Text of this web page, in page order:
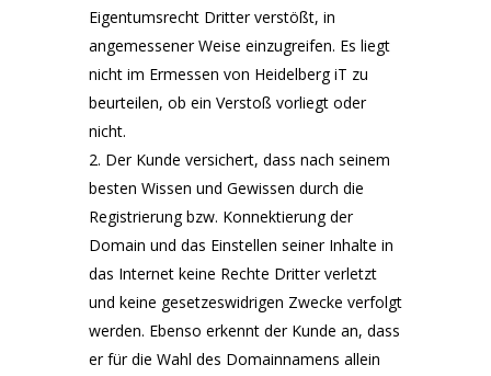
Eigentumsrecht Dritter verstößt, in
angemessener Weise einzugreifen. Es liegt
nicht im Ermessen von Heidelberg iT zu
beurteilen, ob ein Verstoß vorliegt oder
nicht.
Der Kunde versichert, dass nach seinem
besten Wissen und Gewissen durch die
Registrierung bzw. Konnektierung der
Domain und das Einstellen seiner Inhalte in
das Internet keine Rechte Dritter verletzt
und keine gesetzeswidrigen Zwecke verfolgt
werden. Ebenso erkennt der Kunde an, dass
er für die Wahl des Domainnamens allein